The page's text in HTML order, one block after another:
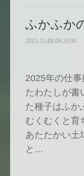
ふかふか
2025-12-08 09:26:00
2025年の仕
たわたしが書
た種子はふか
むくむくと育
あたたかい土
と…